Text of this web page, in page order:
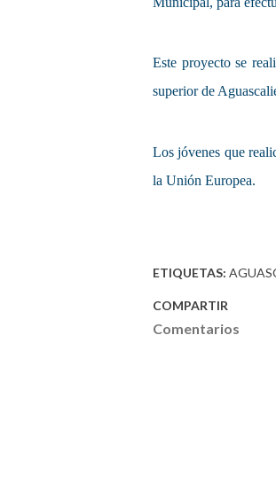
Este proyecto se
superior de
Los jóvenes que
la Unión Europea.
ETIQUETAS:
COMPARTIR
Comentarios